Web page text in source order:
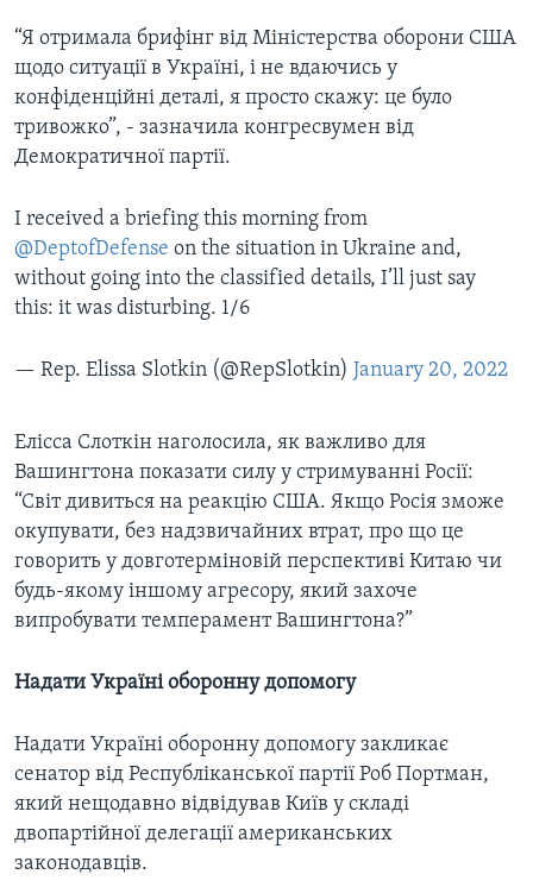
“Я отримала брифінг від Міністерства оборони США
щодо ситуації в Україні, і не вдаючись у
конфіденційні деталі, я просто скажу: це було
тривожко”, - зазначила конгресвумен від
Демократичної партії.
I received a briefing this morning from
@DeptofDefense on the situation in Ukraine and,
without going into the classified details, I’ll just say
this: it was disturbing. 1/6
— Rep. Elissa Slotkin (@RepSlotkin) January 20, 2022
Елісса Слоткін наголосила, як важливо для
Вашингтона показати силу у стримуванні Росії:
“Світ дивиться на реакцію США. Якщо Росія зможе
окупувати, без надзвичайних втрат, про що це
говорить у довготерміновій перспективі Китаю чи
будь-якому іншому агресору, який захоче
випробувати темперамент Вашингтона?”
Надати Україні оборонну допомогу
Надати Україні оборонну допомогу закликає
сенатор від Республіканської партії Роб Портман,
який нещодавно відвідував Київ у складі
двопартійної делегації американських
законодавців.